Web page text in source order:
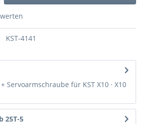
KST-4141
Servoarmschraube für KST X10 · X10
25T-5